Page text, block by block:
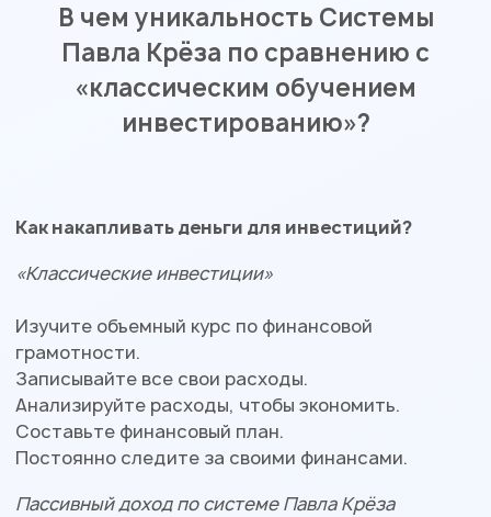
В чем уникальность Системы
Павла Крёза по сравнению с
«классическим обучением
инвестированию»?
Как накапливать деньги для инвестиций?
«Классические инвестиции»
Изучите объемный курс по финансовой
грамотности.
Записывайте все свои расходы.
Анализируйте расходы, чтобы экономить.
Составьте финансовый план.
Постоянно следите за своими финансами.
Пассивный доход по системе Павла Крёза